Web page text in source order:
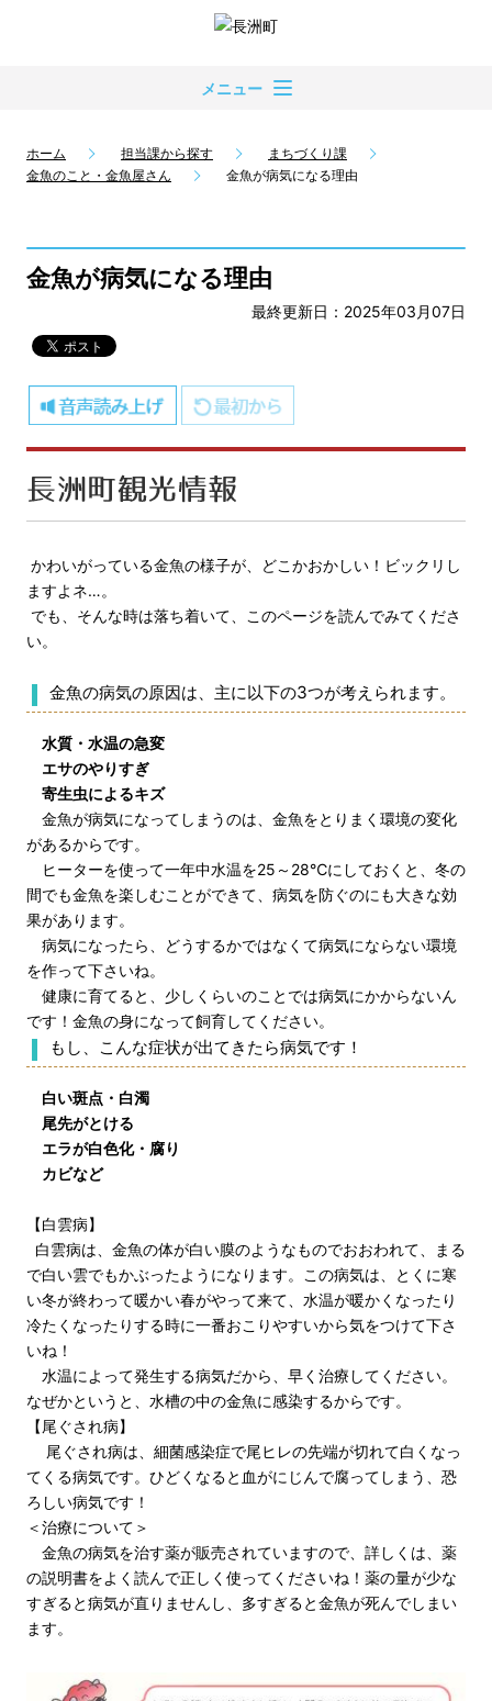
メニュー
ホーム 担当課から探す
まちづくり課
金魚のこと・金魚屋さん
金魚が病気になる理由
金魚が病気になる理由
最終更新日：2025年03月07日
かわいがっている金魚の様子が、どこかおかしい！ビックリし
ますよネ…。
でも、そんな時は落ち着いて、このページを読んでみてくださ
い。
金魚の病気の原因は、主に以下の3つが考えられます。
水質・水温の急変
エサのやりすぎ
寄生虫によるキズ
金魚が病気になってしまうのは、金魚をとりまく環境の変化
があるからです。
ヒーターを使って一年中水温を25～28℃にしておくと、冬の
間でも金魚を楽しむことができて、病気を防ぐのにも大きな効
果があります。
病気になったら、どうするかではなくて病気にならない環境
を作って下さいね。
健康に育てると、少しくらいのことでは病気にかからないん
です！金魚の身になって飼育してください。
もし、こんな症状が出てきたら病気です！
白い斑点・白濁
尾先がとける
エラが白色化・腐り
カビなど
【白雲病】
白雲病は、金魚の体が白い膜のようなものでおおわれて、まる
で白い雲でもかぶったようになります。この病気は、とくに寒
い冬が終わって暖かい春がやって来て、水温が暖かくなったり
冷たくなったりする時に一番おこりやすいから気をつけて下さ
いね！
水温によって発生する病気だから、早く治療してください。
なぜかというと、水槽の中の金魚に感染するからです。
【尾ぐされ病】
尾ぐされ病は、細菌感染症で尾ヒレの先端が切れて白くなっ
てくる病気です。ひどくなると血がにじんで腐ってしまう、恐
ろしい病気です！
＜治療について＞
金魚の病気を治す薬が販売されていますので、詳しくは、薬
の説明書をよく読んで正しく使ってくださいね！薬の量が少な
すぎると病気が直りませんし、多すぎると金魚が死んでしまい
ます。